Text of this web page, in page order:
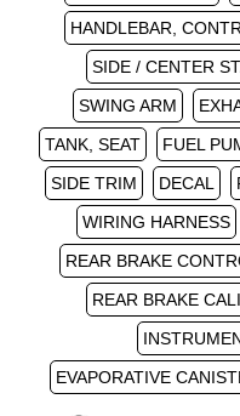
HANDLEBAR,
SIDE / CENTER
SWING ARM
TANK, SEAT
FUEL
SIDE TRIM
DECAL
WIRING HARNESS
REAR BRAKE
REAR BRAKE
EVAPORATIVE